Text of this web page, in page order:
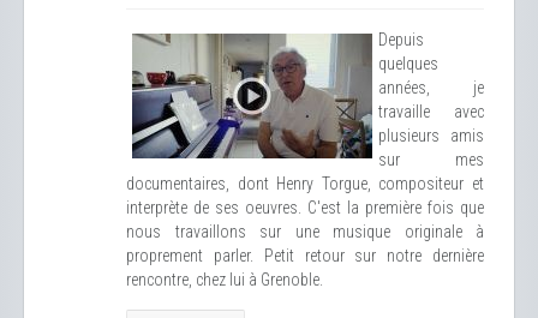
Depuis
quelques
années, je
travaille avec
plusieurs amis
sur mes
documentaires, dont Henry Torgue, compositeur et
interprète de ses oeuvres. C'est la première fois que
nous travaillons sur une musique originale à
proprement parler. Petit retour sur notre dernière
rencontre, chez lui à Grenoble.